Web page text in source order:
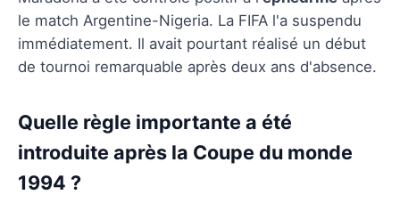
le match Argentine-Nigeria. La FIFA l'a suspendu
immédiatement. Il avait pourtant réalisé un début
de tournoi remarquable après deux ans d'absence.
Quelle règle importante a été
introduite après la Coupe du monde
1994 ?